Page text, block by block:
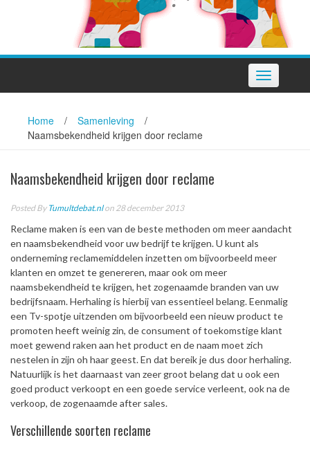
Toggle
navigation
Home / Samenleving
/
Naamsbekendheid krijgen door reclame
Naamsbekendheid krijgen door reclame
Posted By Tumultdebat.nlon 28 december 2013
Reclame maken is een van de beste methoden om meer aandacht
en naamsbekendheid voor uw bedrijf te krijgen. U kunt als
onderneming reclamemiddelen inzetten om bijvoorbeeld meer
klanten en omzet te genereren, maar ook om meer
naamsbekendheid te krijgen, het zogenaamde branden van uw
bedrijfsnaam. Herhaling is hierbij van essentieel belang. Eenmalig
een Tv-spotje uitzenden om bijvoorbeeld een nieuw product te
promoten heeft weinig zin, de consument of toekomstige klant
moet gewend raken aan het product en de naam moet zich
nestelen in zijn oh haar geest. En dat bereik je dus door herhaling.
Natuurlijk is het daarnaast van zeer groot belang dat u ook een
goed product verkoopt en een goede service verleent, ook na de
verkoop, de zogenaamde after sales.
Verschillende soorten reclame